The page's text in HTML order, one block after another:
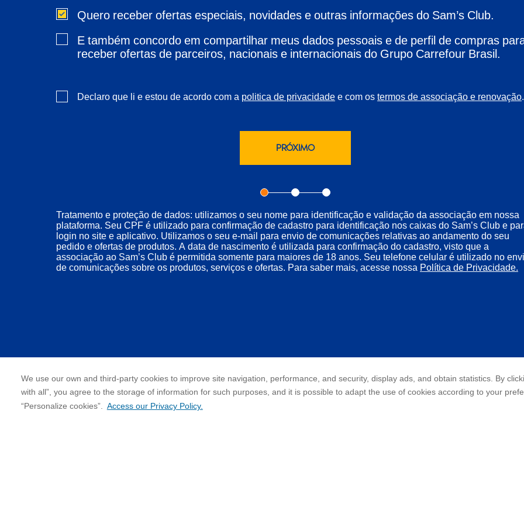
We use our own and third-party cookies to improve site navigation, performance, and security, display ads, and obtain statistics. By
with all”, you agree to the storage of information for such purposes, and it is possible to adapt the use of cookies according to your
“Personalize cookies”. Access our Privacy Policy.
Quero receber ofertas especiais, novidades e outras informações do Sam’s Club.
E também concordo em compartilhar meus dados pessoais e de perfil de compras
receber ofertas de parceiros, nacionais e internacionais do Grupo Carrefour Brasil.
Declaro que li e estou de acordo com a politica de privacidade e com os termos de associação e renovação.
Tratamento e proteção de dados: utilizamos o seu nome para identificação e validação da associação em nossa
plataforma. Seu CPF é utilizado para confirmação de cadastro para identificação nos caixas do Sam’s Club e
login no site e aplicativo. Utilizamos o seu e-mail para envio de comunicações relativas ao andamento do seu
pedido e ofertas de produtos. A data de nascimento é utilizada para confirmação do cadastro, visto que a
associação ao Sam’s Club é permitida somente para maiores de 18 anos. Seu telefone celular é utilizado no
de comunicações sobre os produtos, serviços e ofertas. Para saber mais, acesse nossa Política de Privacidade.